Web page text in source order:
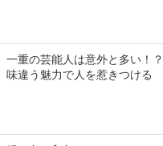
一重の芸能人は意外と多い！
味違う魅力で人を惹きつける